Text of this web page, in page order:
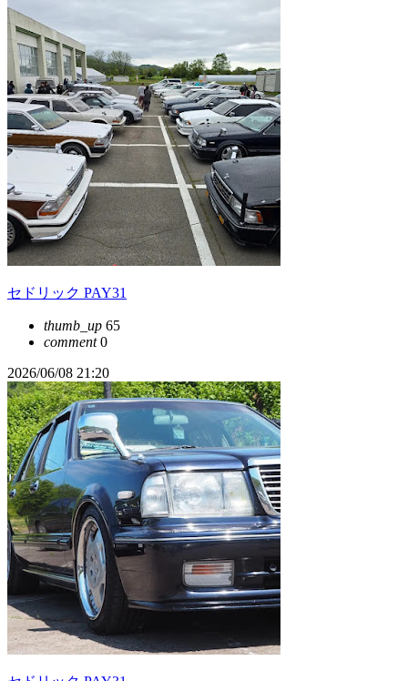
セドリック PAY31
thumb_up 65
comment0
2026/06/08 21:20